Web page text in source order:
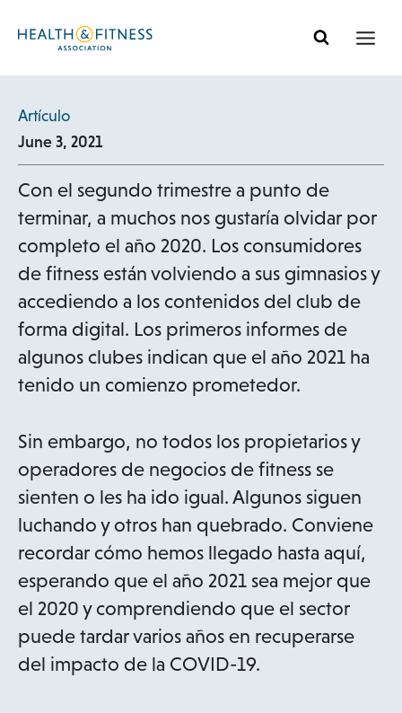
Artículo
June 3, 2021
Con el segundo trimestre a punto de
terminar, a muchos nos gustaría olvidar por
completo el año 2020. Los consumidores
de fitness están volviendo a sus gimnasios y
accediendo a los contenidos del club de
forma digital. Los primeros informes de
algunos clubes indican que el año 2021 ha
tenido un comienzo prometedor.
Sin embargo, no todos los propietarios y
operadores de negocios de fitness se
sienten o les ha ido igual. Algunos siguen
luchando y otros han quebrado. Conviene
recordar cómo hemos llegado hasta aquí,
esperando que el año 2021 sea mejor que
el 2020 y comprendiendo que el sector
puede tardar varios años en recuperarse
del impacto de la COVID-19.